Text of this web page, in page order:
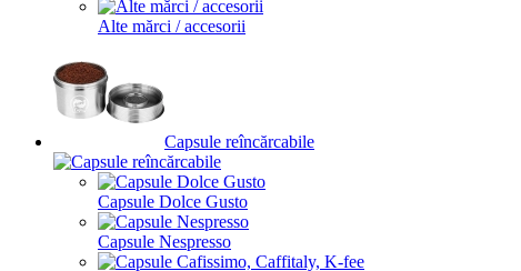
Alte mărci / accesorii
Capsule reîncărcabile
Capsule Dolce Gusto
Capsule Nespresso